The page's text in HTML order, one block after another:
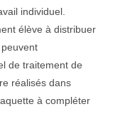
individuel.
élève à distribuer
de traitement de
réalisés dans
à compléter